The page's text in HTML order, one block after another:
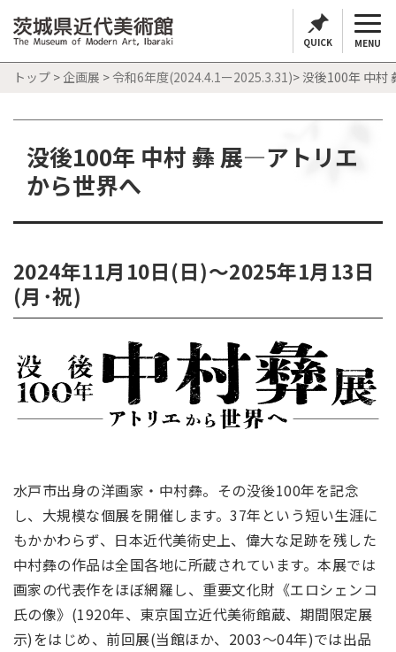
QUICK MENU
トップ > 企画展 >令和6年度(2024.4.1ー2025.3.31)> 没後100年 中村
没後100年 中村 彝 展―アトリエ
から世界へ
2024年11月10日(日)～2025年1月13日
(月･祝)
水戸市出身の洋画家・中村彝。その没後100年を記念
し、大規模な個展を開催します。37年という短い生涯に
もかかわらず、日本近代美術史上、偉大な足跡を残した
中村彝の作品は全国各地に所蔵されています。本展では
画家の代表作をほぼ網羅し、重要文化財《エロシェンコ
氏の像》(1920年、東京国立近代美術館蔵、期間限定展
示)をはじめ、前回展(当館ほか、2003～04年)では出品